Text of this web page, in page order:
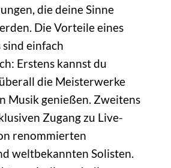
die deine Sinne
Die Vorteile eines
einfach
Erstens kannst du
die Meisterwerke
Musik genießen. Zweitens
Zugang zu Live-
renommierten
weltbekannten Solisten.